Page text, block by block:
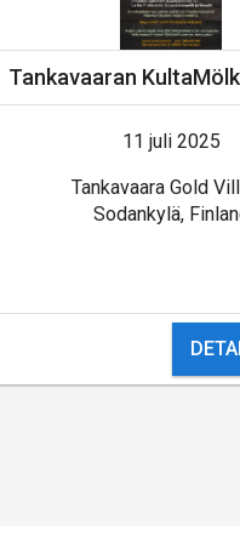
Tankavaaran
11 juli 2025
Tankavaara Gold
Sodankylä,